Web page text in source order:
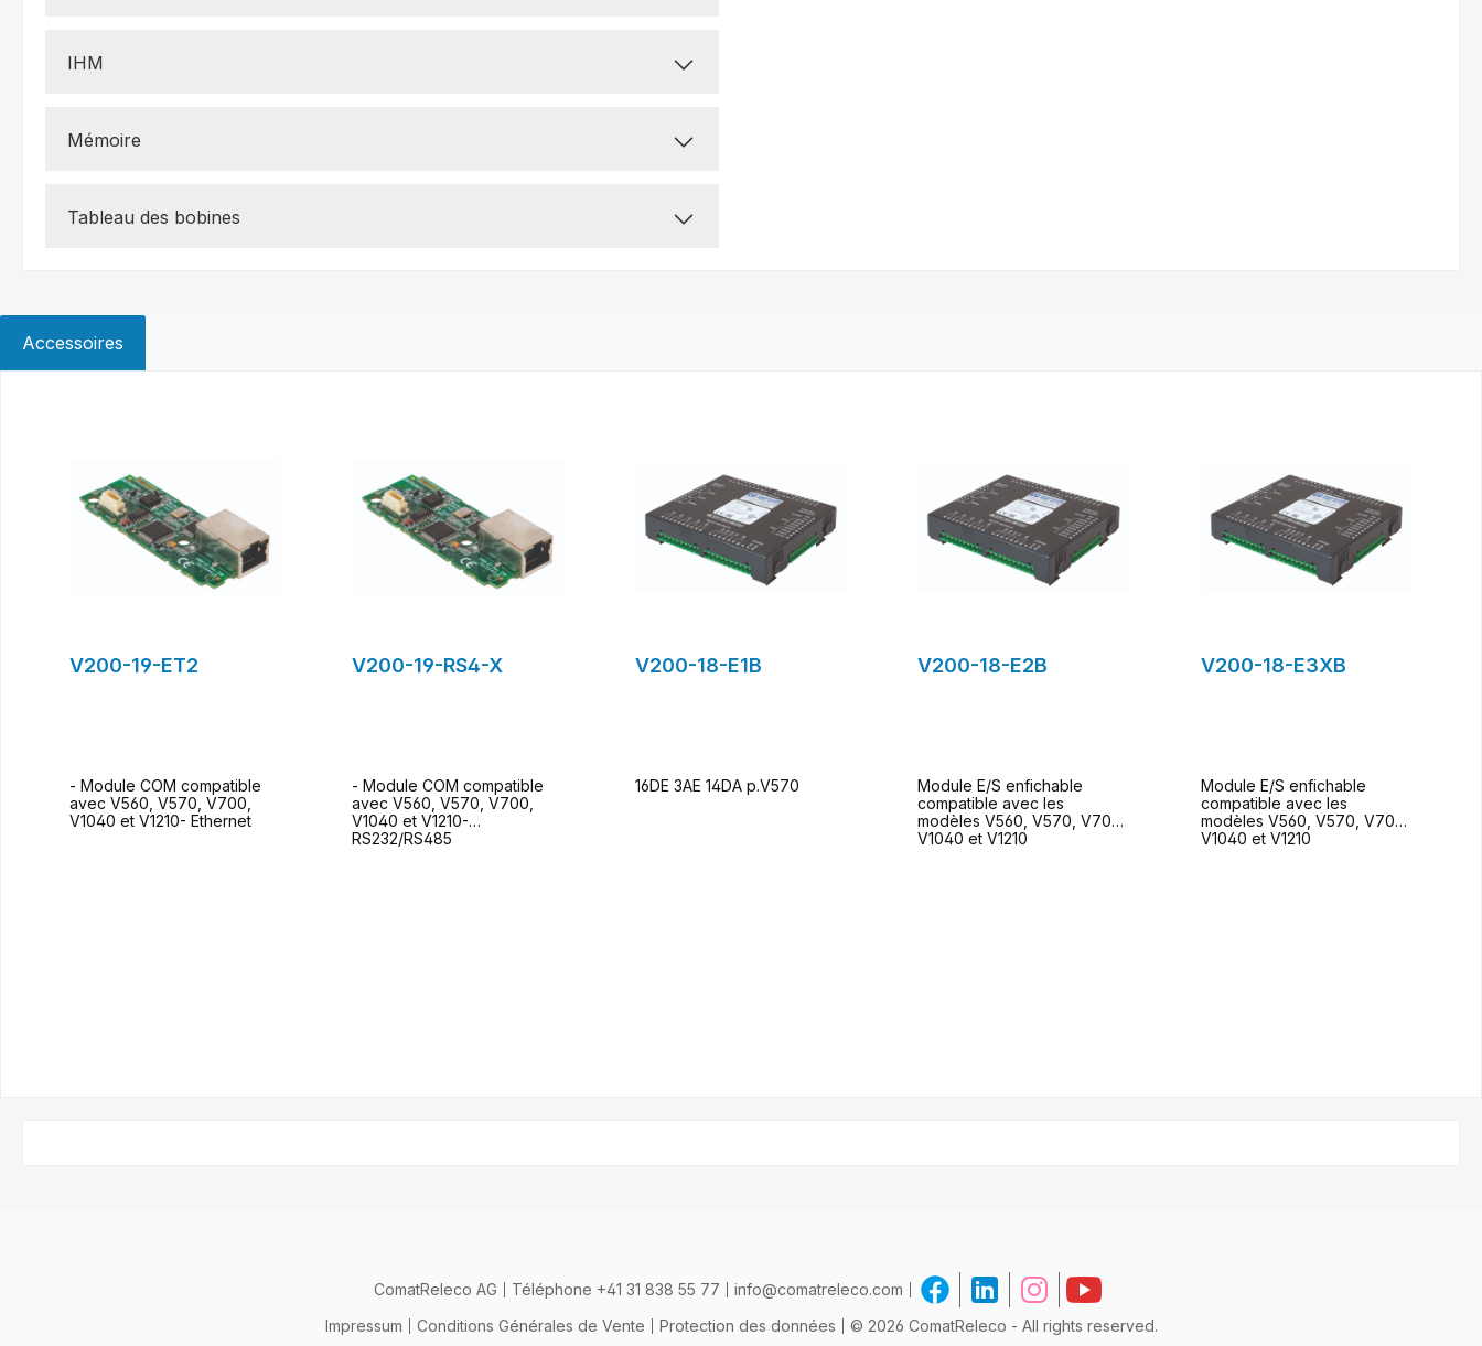
IHM
Mémoire
Tableau des bobines
Accessoires
V200-19-ET2
- Module COM compatible
avec V560, V570, V700,
V1040 et V1210- Ethernet
V200-19-RS4-X
- Module COM compatible
avec V560, V570, V700,
V1040 et V1210-
RS232/RS485
V200-18-E1B
16DE 3AE 14DA p.V570
V200-18-E2B
Module E/S enfichable
compatible avec les
modèles V560, V570, V700,
V1040 et V1210
V200-18-E3XB
Module E/S enfichable
compatible avec les
modèles V560, V570, V700,
V1040 et V1210
ComatReleco AG Téléphone +41 31 838 55 77
info@comatreleco.com
Impressum
Conditions Générales de Vente Protection des données © 2026 ComatReleco - All rights reserved.